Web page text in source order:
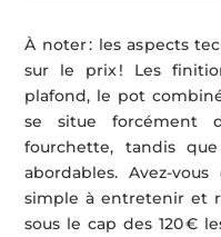
À noter : les aspects
sur le prix ! Les
plafond, le pot
se situe forcément
fourchette, tandis
abordables. Avez-
simple à entretenir et
sous le cap des 120 €